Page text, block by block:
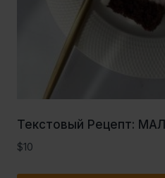
Текстовый Рецепт:
$10